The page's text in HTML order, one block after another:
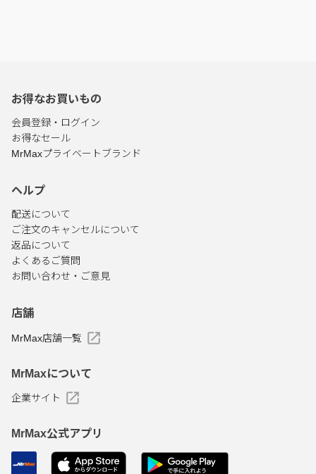
お得なお買いもの
会員登録・ログイン
お得なセール
MrMaxプライベートブランド
ヘルプ
配送について
ご注文のキャンセルについて
返品について
よくあるご質問
お問い合わせ・ご意見
店舗
MrMax店舗一覧
MrMaxについて
企業サイト
MrMax公式アプリ